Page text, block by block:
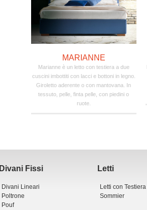
MARIANNE
Marianne è un letto con testiera a due
cuscini imbottiti con lacci e bottoni in legno.
Giroletto aderente o con mantovana. In
tessuto, pelle, finta pelle, con piedini o
ruote.
Divani Fissi
Divani Lineari
Poltrone
Pouf
Letti
Letti con Testiera
Sommier